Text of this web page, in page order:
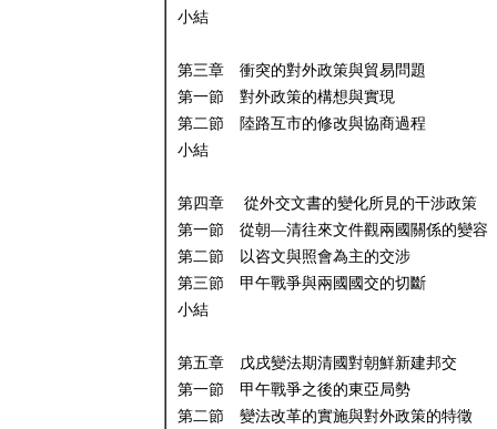
小結
第三章 衝突的對外政策與貿易問題
第一節 對外政策的構想與實現
第二節 陸路互市的修改與協商過程
小結
第四章 從外交文書的變化所見的干涉政策
第一節 從朝—清往來文件觀兩國關係的變容
第二節 以咨文與照會為主的交涉
第三節 甲午戰爭與兩國國交的切斷
小結
第五章 戊戌變法期清國對朝鮮新建邦交
第一節 甲午戰爭之後的東亞局勢
第二節 變法改革的實施與對外政策的特徵